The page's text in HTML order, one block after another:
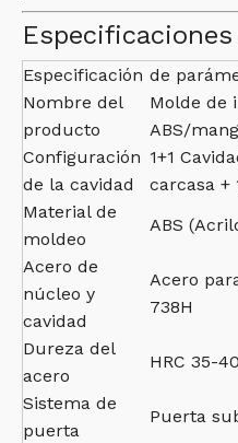
Especificación de
Nombre del
producto
Molde de
ABS/
Configuración
de la cavidad
1+1
carcasa +
Material de
moldeo
ABS
Acero de
núcleo y
cavidad
Acero
738H
Dureza del
acero
HRC 35-40
Sistema de
puerta
Puerta